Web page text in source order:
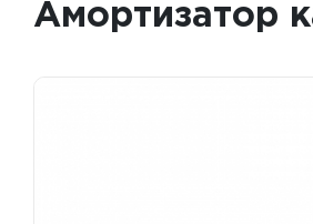
Амортизатор